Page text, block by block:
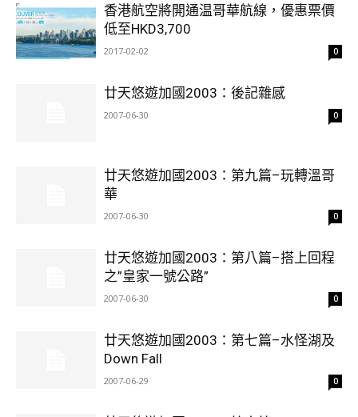
香港航空將開通温哥華航線，優惠票價
低至HKD3,700
2017-02-02 0
廿天悠遊加國2003：後記雜感
2007-06-30 0
廿天悠遊加國2003：第九篇–玩轉溫哥
華
2007-06-30 0
廿天悠遊加國2003：第八篇–搭上回程
之”皇家一號公路”
2007-06-30 0
廿天悠遊加國2003：第七篇–水怪湖及
Down Fall
2007-06-29 0